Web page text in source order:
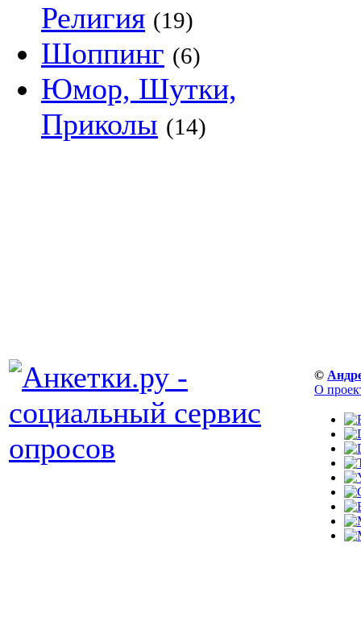
Религия (19)
Шоппинг (6)
Юмор, Шутки,
Приколы (14)
©
О